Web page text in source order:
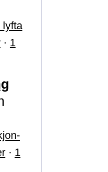
lyfta
· 1
· 1